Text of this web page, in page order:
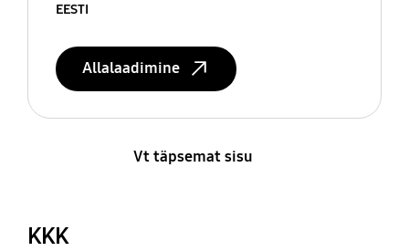
EESTI
Allalaadimine
Vt täpsemat sisu
KKK